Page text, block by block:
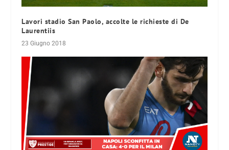
Lavori stadio San Paolo, accolte le richieste di De
Laurentiis
23 Giugno 2018